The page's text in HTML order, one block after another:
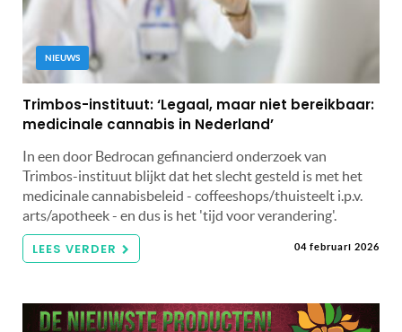
NIEUWS
Trimbos-instituut: ‘Legaal, maar niet bereikbaar:
medicinale cannabis in Nederland’
In een door Bedrocan gefinancierd onderzoek van
Trimbos-instituut blijkt dat het slecht gesteld is met het
medicinale cannabisbeleid - coffeeshops/thuisteelt i.p.v.
arts/apotheek - en dus is het 'tijd voor verandering'.
LEES VERDER 04 februari 2026